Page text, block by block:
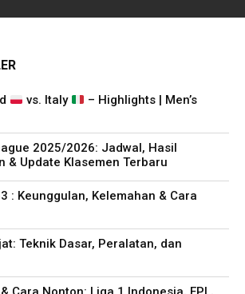
vs. Italy
– Highlights | Men’s
2025/2026: Jadwal, Hasil
& Update Klasemen Terbaru
: Keunggulan, Kelemahan & Cara
Teknik Dasar, Peralatan, dan